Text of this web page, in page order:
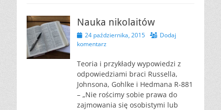
Nauka nikolaitów
Opublikowano
24 października, 2015
Dodaj
komentarz
Teoria i przykłady wypowiedzi z
odpowiedziami braci Russella,
Johnsona, Gohlke i Hedmana R-881
– „Nie rościmy sobie prawa do
zajmowania się osobistymi lub